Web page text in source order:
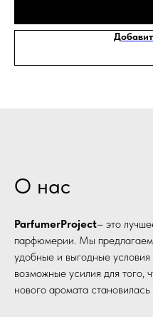
О нас
ParfumerProject– это
парфюмерии. Мы
удобные и выгодные условия
возможные усилия для того,
нового аромата